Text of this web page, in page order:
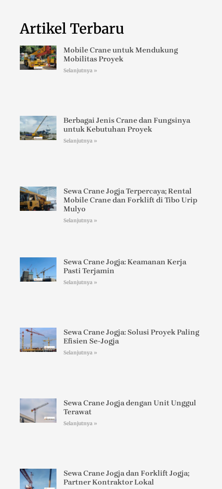
Artikel Terbaru
Mobile Crane untuk Mendukung
Mobilitas Proyek
Selanjutnya »
Berbagai Jenis Crane dan Fungsinya
untuk Kebutuhan Proyek
Selanjutnya »
Sewa Crane Jogja Terpercaya; Rental
Mobile Crane dan Forklift di Tibo Urip
Mulyo
Selanjutnya »
Sewa Crane Jogja: Keamanan Kerja
Pasti Terjamin
Selanjutnya »
Sewa Crane Jogja: Solusi Proyek Paling
Efisien Se-Jogja
Selanjutnya »
Sewa Crane Jogja dengan Unit Unggul
Terawat
Selanjutnya »
Sewa Crane Jogja dan Forklift Jogja;
Partner Kontraktor Lokal